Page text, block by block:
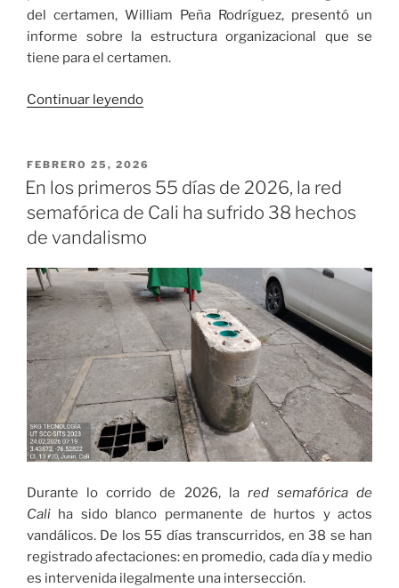
del certamen, William Peña Rodríguez, presentó un
informe sobre la estructura organizacional que se
tiene para el certamen.
Continuar leyendo«Delegados
IWF
complacidos
con
organización
del
Mundial
de
Pesas
en
Cali»
PUBLICADO
EL
FEBRERO 25, 2026
En los primeros 55 días de 2026, la red
semafórica de Cali ha sufrido 38 hechos
de vandalismo
Durante lo corrido de 2026, la red semafórica de
Cali ha sido blanco permanente de hurtos y actos
vandálicos. De los 55 días transcurridos, en 38 se han
registrado afectaciones: en promedio, cada día y medio
es intervenida ilegalmente una intersección.